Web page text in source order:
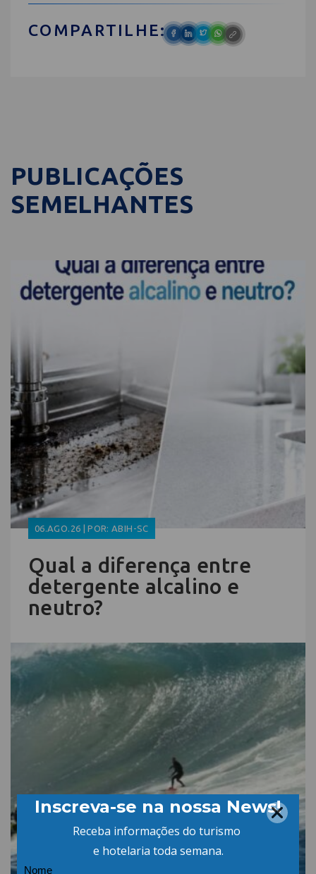
COMPARTILHE:
PUBLICAÇÕES
SEMELHANTES
06.AGO.26 | POR: ABIH-SC
Qual a diferença entre
detergente alcalino e
neutro?